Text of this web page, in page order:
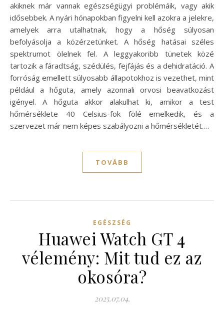
akiknek már vannak egészségügyi problémáik, vagy akik
idősebbek. A nyári hónapokban figyelni kell azokra a jelekre,
amelyek arra utalhatnak, hogy a hőség súlyosan
befolyásolja a közérzetünket. A hőség hatásai széles
spektrumot ölelnek fel. A leggyakoribb tünetek közé
tartozik a fáradtság, szédülés, fejfájás és a dehidratáció. A
forróság emellett súlyosabb állapotokhoz is vezethet, mint
például a hőguta, amely azonnali orvosi beavatkozást
igényel. A hőguta akkor alakulhat ki, amikor a test
hőmérséklete 40 Celsius-fok fölé emelkedik, és a
szervezet már nem képes szabályozni a hőmérsékletét.…
TOVÁBB
EGÉSZSÉG
Huawei Watch GT 4
vélemény: Mit tud ez az
okosóra?
2025.07.04.